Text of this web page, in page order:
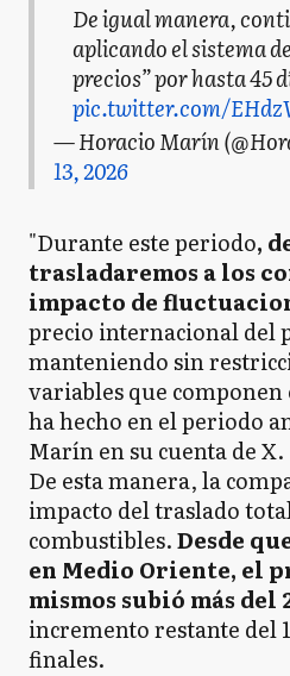
De igual manera,
aplicando el sistema
precios” por hasta 45
pic.twitter.com/
— Horacio Marín
13, 2026
"Durante este periodo,
trasladaremos a los
impacto de
precio internacional del
manteniendo sin
variables que componen
ha hecho en el periodo
Marín en su cuenta de X.
De esta manera, la
impacto del traslado
combustibles.Desde
en Medio Oriente, el
mismos subió más del
incremento restante del
finales.